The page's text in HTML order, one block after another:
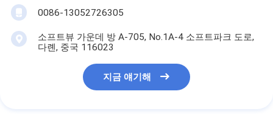
정밀 인베스트먼트 주조
전기 단열판
0086-13052726305
소프트뷰 가운데 방 A-705, No.1A-4 소프트파크 도로,
다롄, 중국 116023
지금 얘기해